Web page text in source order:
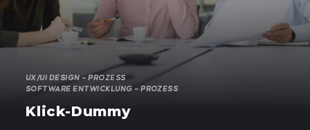
UX/UI DESIGN – PROZESS
SOFTWARE ENTWICKLUNG – PROZESS
Klick-Dummy